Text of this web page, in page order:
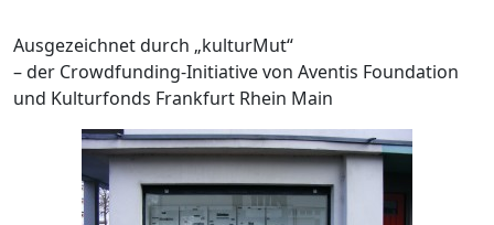
Ausgezeichnet durch „kulturMut“
– der Crowdfunding-Initiative von Aventis Foundation
und Kulturfonds Frankfurt Rhein Main